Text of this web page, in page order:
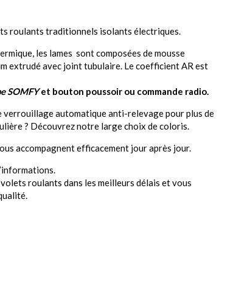
roulants traditionnels isolants électriques.
les lames sont composées de mousse
extrudé avec joint tubulaire. Le coefficient AR est
SOMFYet bouton poussoir ou commande radio.
verrouillage automatique anti-relevage pour plus de
? Découvrez notre large choix de coloris.
accompagnent efficacement jour après jour.
roulants dans les meilleurs délais et vous